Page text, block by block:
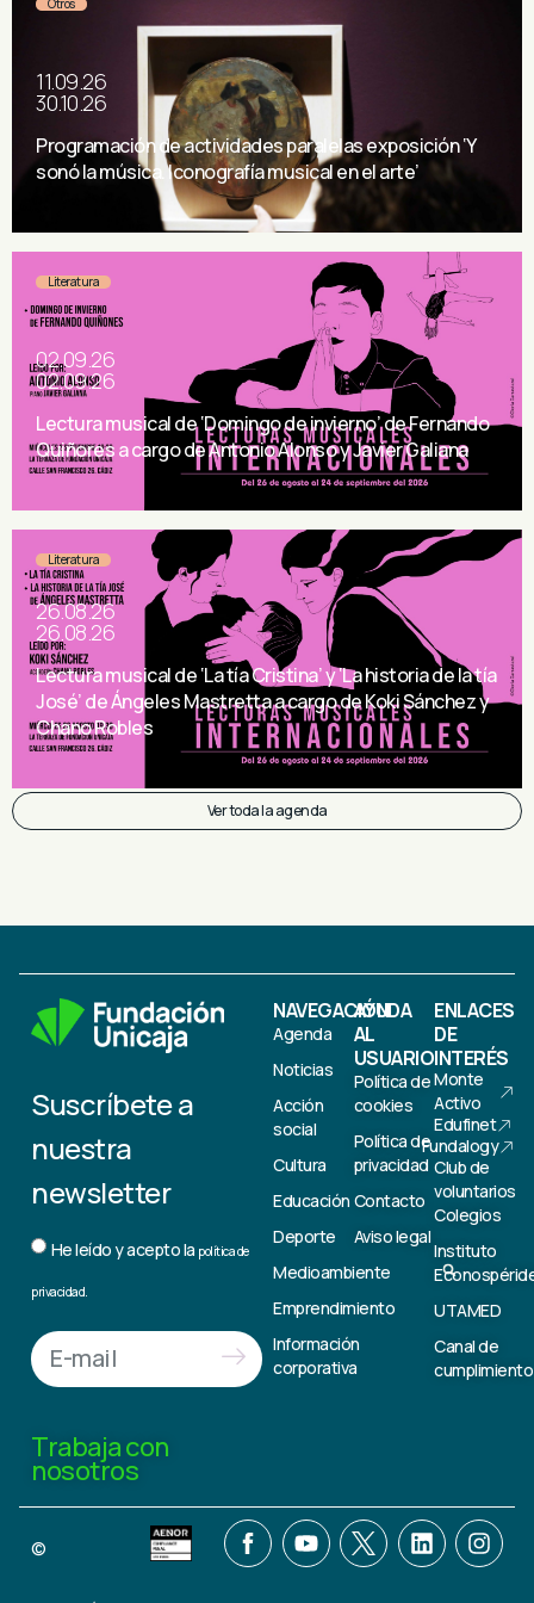
Otros
11.09.26
30.10.26
Programación de actividades paralelas exposición ‘Y
sonó la música. Iconografía musical en el arte’
Literatura
02.09.26
02.09.26
Lectura musical de ‘Domingo de invierno’ de Fernando
Quiñores a cargo de Antonio Alonso y Javier Galiana
Literatura
26.08.26
26.08.26
Lectura musical de ‘La tía Cristina’ y ‘La historia de la tía
José’ de Ángeles Mastretta a cargo de Koki Sánchez y
Chano Robles
Ver toda la agenda
Suscríbete a
nuestra
newsletter
He leído y acepto la política de
privacidad.
Trabaja con
nosotros
NAVEGACIÓN
Agenda
Noticias
Acción
social
Cultura
Educación
Deporte
Medioambiente
Emprendimiento
Información
corporativa
AYUDA
AL
USUARIO
Política de
cookies
Política de
privacidad
Contacto
Aviso legal
ENLACES
DE
INTERÉS
Monte
Activo
Edufinet
Fundalogy
Club de
voluntarios
Colegios
Instituto
UTAMED
Canal de
cumplimiento
©